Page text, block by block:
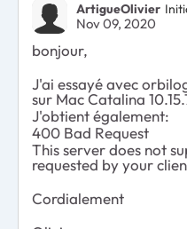
ArtigueOlivier
Nov 09, 2020
bonjour,
J'ai essayé avec
sur Mac Catalina
J'obtient également:
400 Bad Request
This server does not
requested by your
Cordialement